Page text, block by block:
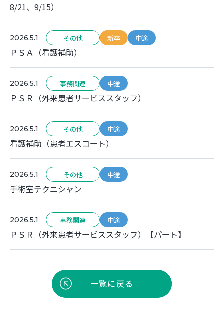
8/21、9/15）
2026.5.1 その他 新卒 中途
ＰＳＡ（看護補助）
2026.5.1 事務関連 中途
ＰＳＲ（外来患者サービススタッフ）
2026.5.1 その他 中途
看護補助（患者エスコート）
2026.5.1 その他 中途
手術室テクニシャン
2026.5.1 事務関連 中途
ＰＳＲ（外来患者サービススタッフ）【パート】
一覧に戻る